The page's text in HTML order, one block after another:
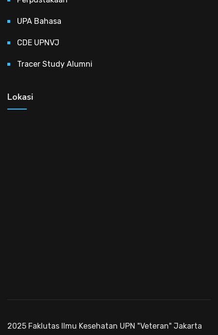
UPA Bahasa
CDE UPNVJ
Tracer Study Alumni
Lokasi
2025 Faklutas Ilmu Kesehatan UPN "Veteran" Jakarta